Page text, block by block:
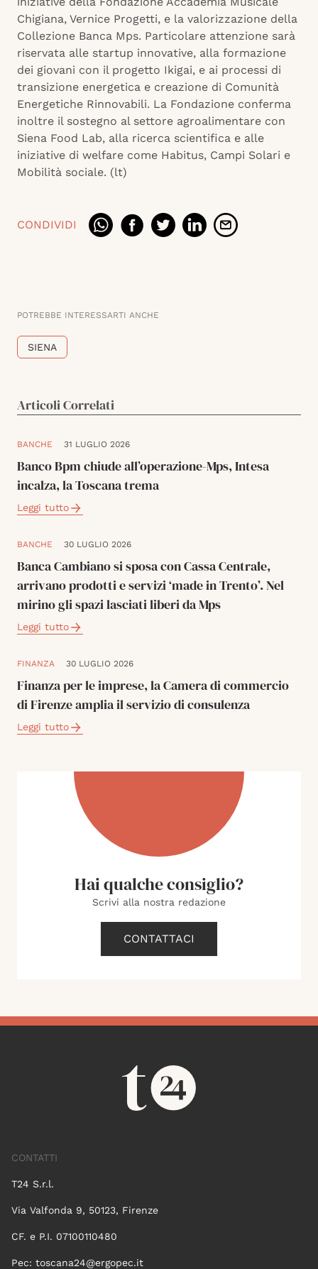
Chigiana, Vernice Progetti, e la valorizzazione della
Collezione Banca Mps. Particolare attenzione sarà
riservata alle startup innovative, alla formazione
dei giovani con il progetto Ikigai, e ai processi di
transizione energetica e creazione di Comunità
Energetiche Rinnovabili. La Fondazione conferma
inoltre il sostegno al settore agroalimentare con
Siena Food Lab, alla ricerca scientifica e alle
iniziative di welfare come Habitus, Campi Solari e
Mobilità sociale. (lt)
CONDIVIDI
POTREBBE INTERESSARTI ANCHE
SIENA
Articoli Correlati
BANCHE 31 LUGLIO 2026
Banco Bpm chiude all’operazione-Mps, Intesa
incalza, la Toscana trema
Leggi tutto
BANCHE 30 LUGLIO 2026
Banca Cambiano si sposa con Cassa Centrale,
arrivano prodotti e servizi ‘made in Trento’. Nel
mirino gli spazi lasciati liberi da Mps
Leggi tutto
FINANZA 30 LUGLIO 2026
Finanza per le imprese, la Camera di commercio
di Firenze amplia il servizio di consulenza
Leggi tutto
Hai qualche consiglio?
Scrivi alla nostra redazione
CONTATTACI
CONTATTI
T24 S.r.l.
Via Valfonda 9, 50123, Firenze
CF. e P.I. 07100110480
Pec: toscana24@ergopec.it